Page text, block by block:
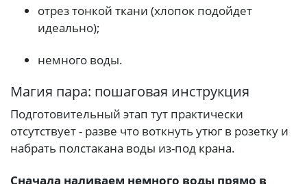
отрез тонкой ткани (хлопок подойдет
идеально);
немного воды.
Магия пара: пошаговая инструкция
Подготовительный этап тут практически
отсутствует - разве что воткнуть утюг в розетку и
набрать полстакана воды из-под крана.
Сначала наливаем немного воды прямо в